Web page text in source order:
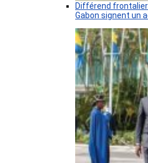
Différend
Gabon signent un